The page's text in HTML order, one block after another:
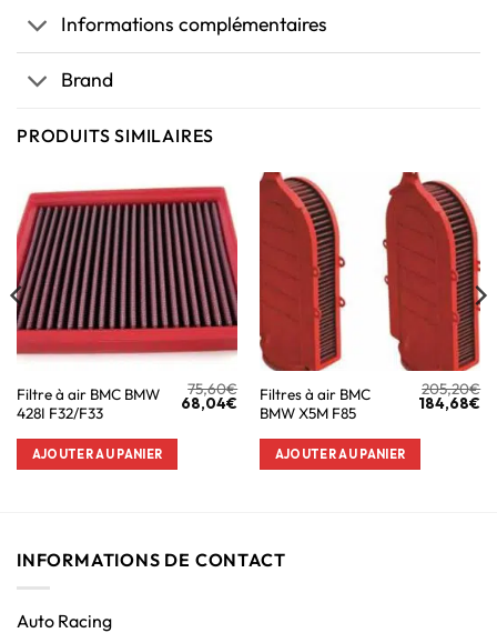
Informations complémentaires
Brand
PRODUITS SIMILAIRES
Filtre à air BMC BMW
428I F32/F33
75,60€
68,04€
AJOUTER AU PANIER
Filtres à air BMC
BMW X5M F85
205,20€
184,68€
AJOUTER AU PANIER
INFORMATIONS DE CONTACT
Auto Racing